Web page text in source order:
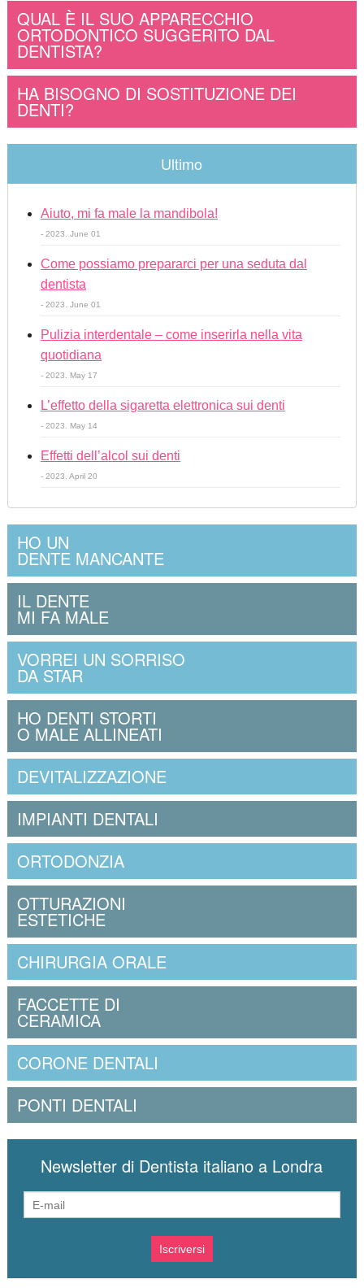
QUAL È IL SUO APPARECCHIO
ORTODONTICO SUGGERITO DAL
DENTISTA?
HA BISOGNO DI SOSTITUZIONE DEI
DENTI?
Ultimo
Aiuto, mi fa male la mandibola!
- 2023. June 01
Come possiamo prepararci per una seduta dal
dentista
- 2023. June 01
Pulizia interdentale – come inserirla nella vita
quotidiana
- 2023. May 17
L’effetto della sigaretta elettronica sui denti
- 2023. May 14
Effetti dell’alcol sui denti
- 2023. April 20
HO UN
DENTE MANCANTE
IL DENTE
MI FA MALE
VORREI UN SORRISO
DA STAR
HO DENTI STORTI
O MALE ALLINEATI
DEVITALIZZAZIONE
IMPIANTI DENTALI
ORTODONZIA
OTTURAZIONI
ESTETICHE
CHIRURGIA ORALE
FACCETTE DI
CERAMICA
CORONE DENTALI
PONTI DENTALI
Newsletter di Dentista italiano a Londra